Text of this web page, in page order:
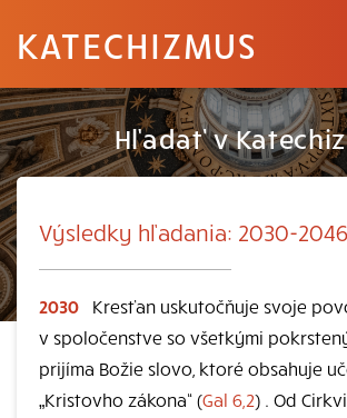
KATECHIZMUS
Hľadať v
Výsledky hľadania: 2030-2046
2030
Kresťan uskutočňuje svoje
v spoločenstve so všetkými
prijíma Božie slovo, ktoré obsahuje
„Kristovho zákona“ (Gal 6,2) . Od